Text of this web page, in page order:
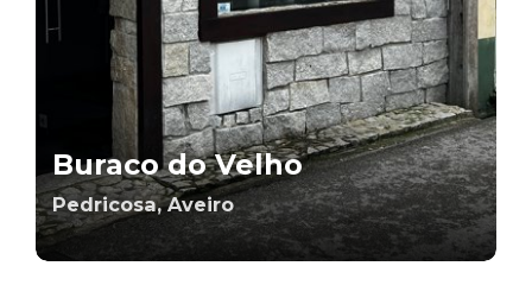
Buraco do Velho
Pedricosa, Aveiro